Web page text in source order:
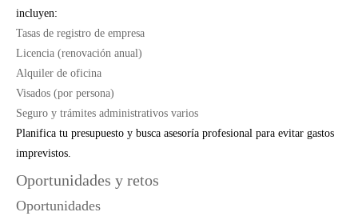
incluyen:
Tasas de registro de empresa
Licencia (renovación anual)
Alquiler de oficina
Visados (por persona)
Seguro y trámites administrativos varios
Planifica tu presupuesto y busca asesoría profesional para evitar gastos
imprevistos.
Oportunidades y retos
Oportunidades